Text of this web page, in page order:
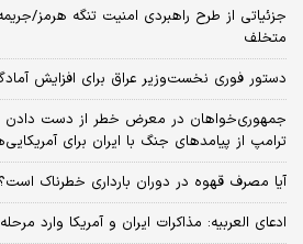
متخلف
دستور فوری نخست‌وزیر عراق برای افزایش
جمهوری‌خواهان در معرض خطر از دست دادن
ترامپ از پیامدهای جنگ با ایران برای
آیا مصرف قهوه در دوران بارداری خطرناک است؟
ادعای العربیه: مذاکرات ایران و آمریکا وارد